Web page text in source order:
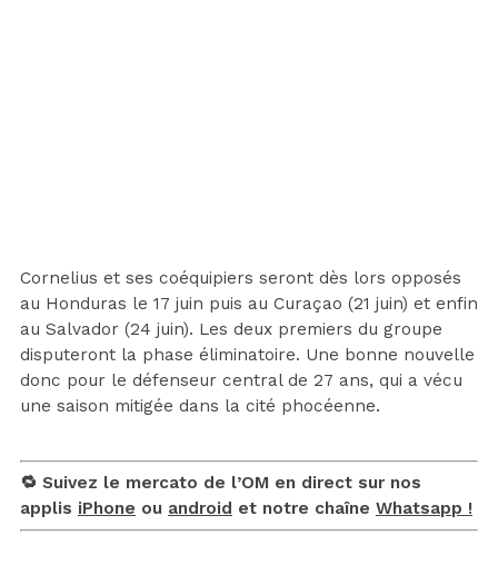
Cornelius et ses coéquipiers seront dès lors opposés
au Honduras le 17 juin puis au Curaçao (21 juin) et enfin
au Salvador (24 juin). Les deux premiers du groupe
disputeront la phase éliminatoire. Une bonne nouvelle
donc pour le défenseur central de 27 ans, qui a vécu
une saison mitigée dans la cité phocéenne.
🔁 Suivez le mercato de l’OM en direct sur nos
applis iPhone ou android et notre chaîne Whatsapp !